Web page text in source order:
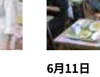
6月11日